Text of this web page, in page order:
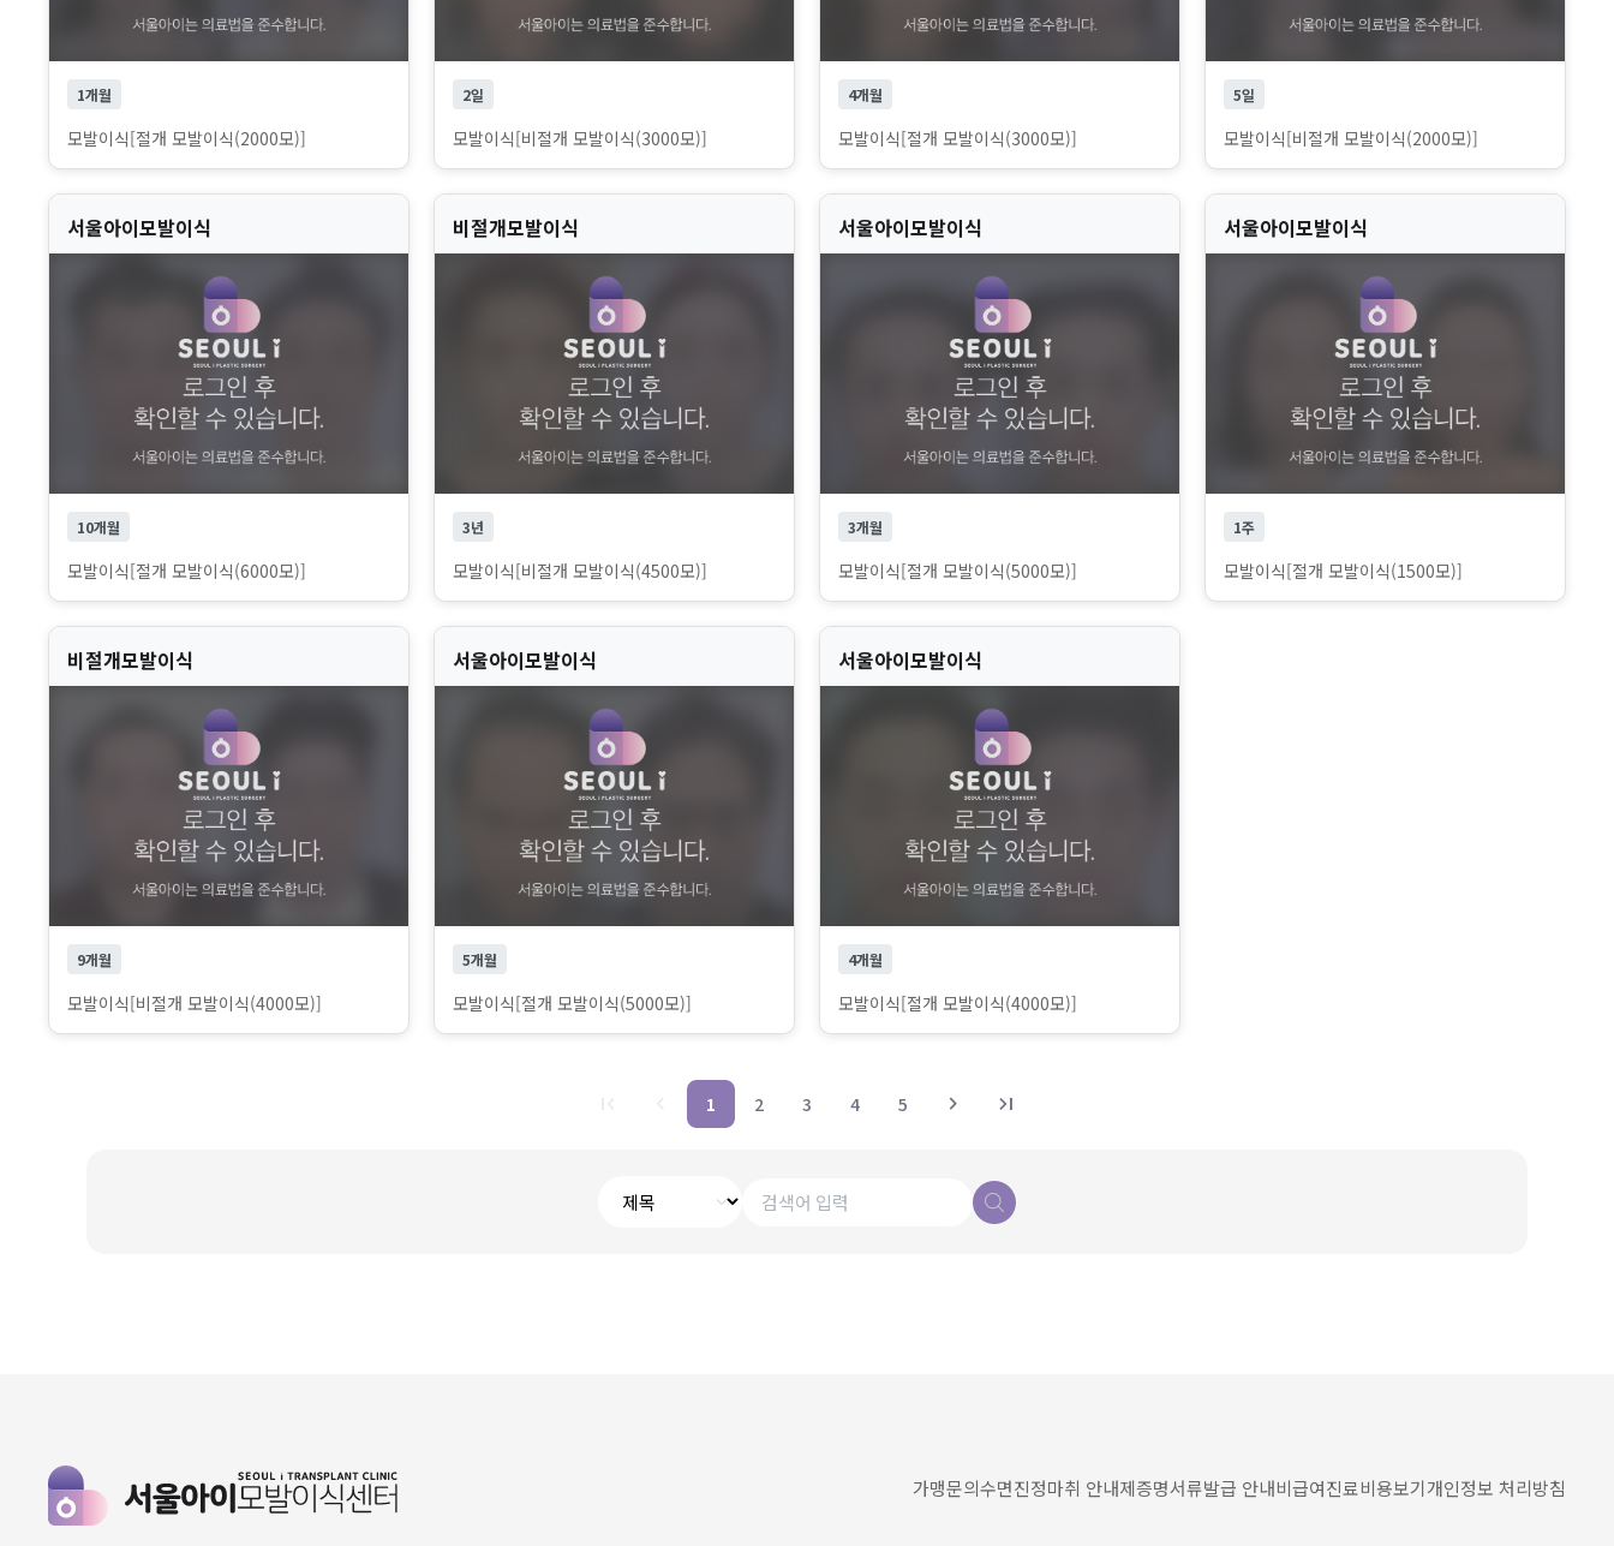
1개월
모발이식[절개 모발이식(2000모)]
2일
모발이식[비절개 모발이식(3000모)]
4개월
모발이식[절개 모발이식(3000모)]
5일
모발이식[비절개 모발이식(2000모)]
서울아이모발이식
10개월
모발이식[절개 모발이식(6000모)]
비절개모발이식
3년
모발이식[비절개 모발이식(4500모)]
서울아이모발이식
3개월
모발이식[절개 모발이식(5000모)]
서울아이모발이식
1주
모발이식[절개 모발이식(1500모)]
비절개모발이식
9개월
모발이식[비절개 모발이식(4000모)]
서울아이모발이식
5개월
모발이식[절개 모발이식(5000모)]
서울아이모발이식
4개월
모발이식[절개 모발이식(4000모)]
1 2 3 4 5 chevron_right last_page
가맹문의수면진정마취 안내제증명서류발급 안내비급여진료비용보기개인정보 처리방침